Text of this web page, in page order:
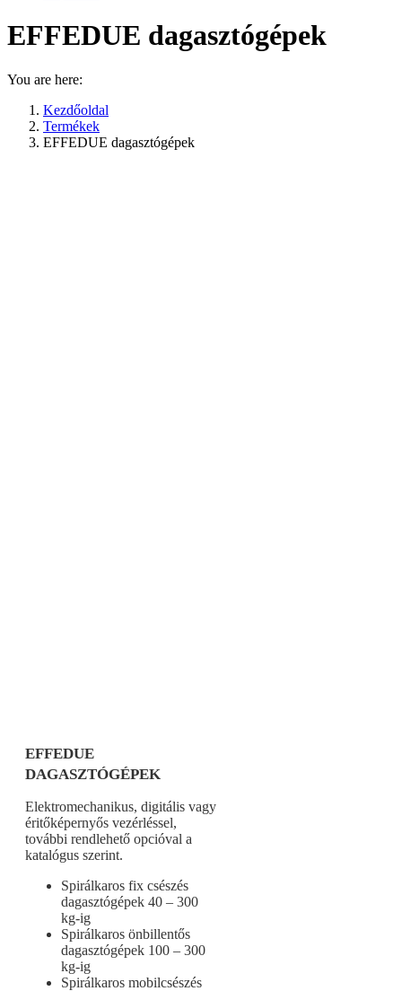
EFFEDUE dagasztógépek
You are here:
Kezdőoldal
Termékek
EFFEDUE dagasztógépek
EFFEDUE
DAGASZTÓGÉPEK
Elektromechanikus, digitális vagy
éritőképernyős vezérléssel,
további rendlehető opcióval a
katalógus szerint.
Spirálkaros fix csészés
dagasztógépek 40 – 300
kg-ig
Spirálkaros önbillentős
dagasztógépek 100 – 300
kg-ig
Spirálkaros mobilcsészés